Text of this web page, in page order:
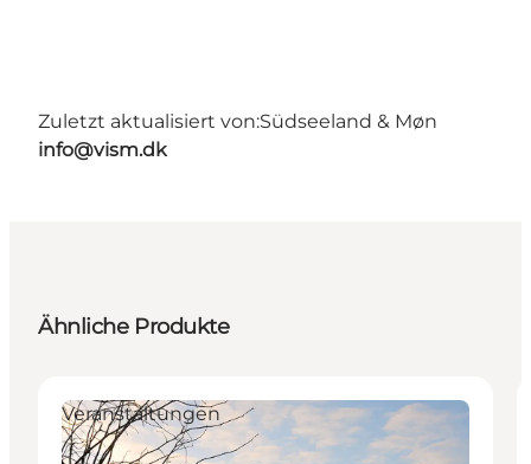
Zuletzt aktualisiert von:Südseeland & Møn
info@vism.dk
Ähnliche Produkte
Veranstaltungen